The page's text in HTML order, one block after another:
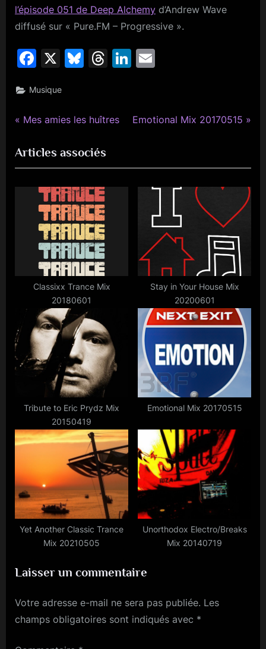
l’épisode 051 de Deep Alchemy d’Andrew Wave
diffusé sur « Pure.FM – Progressive ».
Facebook
X Bluesky
Threads
LinkedIn
Musique
Navigation
de
l’article
P
e
v
i
Mes amies les huîtres
N
t
P
Emotional Mix 20170515
Articles associés
Classixx Trance Mix
20180601
Stay in Your House Mix
20200601
Tribute to Eric Prydz Mix
20150419
Emotional Mix 20170515
Yet Another Classic Trance
Mix 20210505
Unorthodox Electro/Breaks
Mix 20140719
Laisser un commentaire
Votre adresse e-mail ne sera pas publiée. Les
champs obligatoires sont indiqués avec *